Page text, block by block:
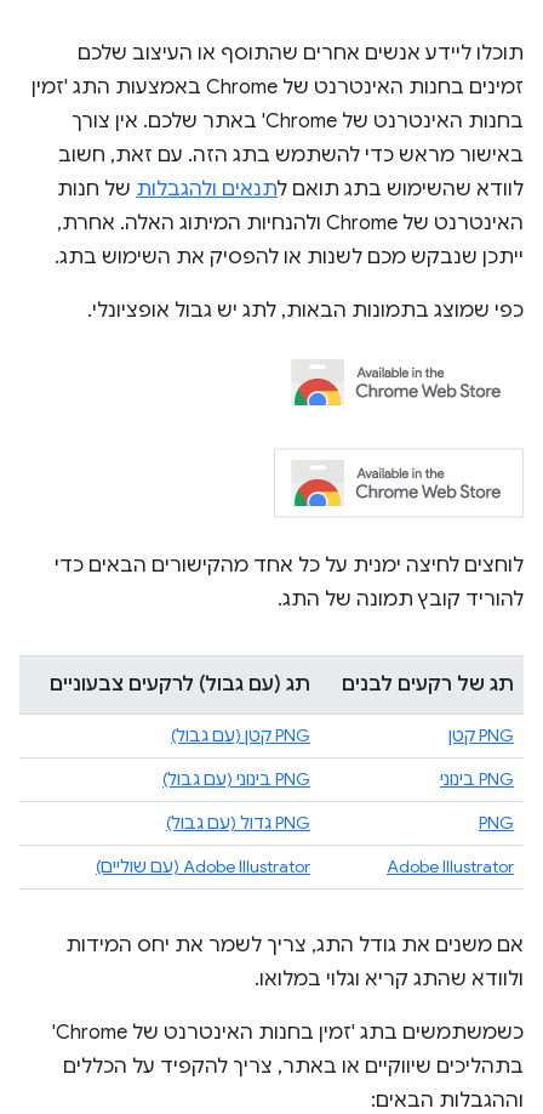
תוכלו ליידע אנשים אחרים שהתוסף או העיצוב שלכם
זמינים בחנות האינטרנט של Chrome באמצעות התג 'זמין
בחנות האינטרנט של Chrome' באתר שלכם. אין צורך
באישור מראש כדי להשתמש בתג הזה. עם זאת, חשוב
לוודא שהשימוש בתג תואם לתנאים ולהגבלות של חנות
האינטרנט של Chrome ולהנחיות המיתוג האלה. אחרת,
ייתכן שנבקש מכם לשנות או להפסיק את השימוש בתג.
כפי שמוצג בתמונות הבאות, לתג יש גבול אופציונלי.
לוחצים לחיצה ימנית על כל אחד מהקישורים הבאים כדי
להוריד קובץ תמונה של התג.
תג של רקעים לבנים תג (עם גבול) לרקעים צבעוניים
PNG קטן
PNG קטן (עם גבול)
PNG בינוני
PNG בינוני (עם גבול)
PNG
PNG גדול (עם גבול)
Adobe Illustrator
Adobe Illustrator (עם שוליים)
אם משנים את גודל התג, צריך לשמר את יחס המידות
ולוודא שהתג קריא וגלוי במלואו.
כשמשתמשים בתג 'זמין בחנות האינטרנט של Chrome'
בתהליכים שיווקיים או באתר, צריך להקפיד על הכללים
וההגבלות הבאים: